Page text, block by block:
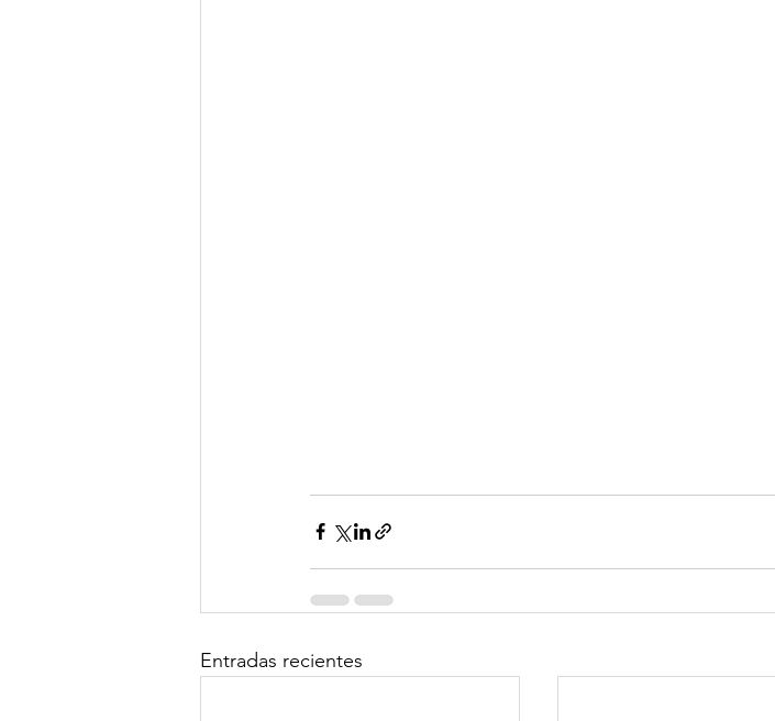
Entradas recientes